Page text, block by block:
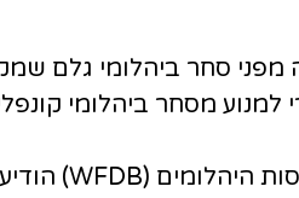
למנוע מסחר ביהלומי